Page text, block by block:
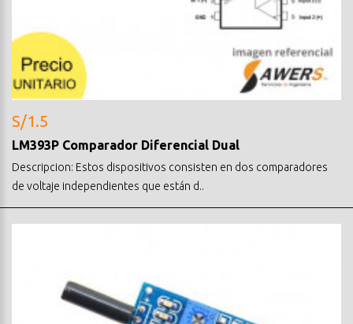
S/1.5
LM393P Comparador Diferencial Dual
Descripcion: Estos dispositivos consisten en dos comparadores
de voltaje independientes que están d..